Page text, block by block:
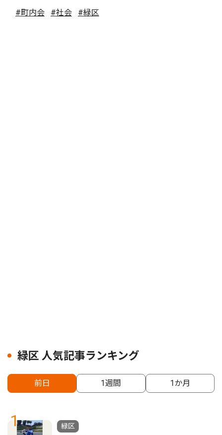
#町内会 #社会 #緑区
緑区 人気記事ランキング
前日 1週間 1か月
1
緑区